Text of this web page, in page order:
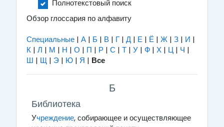
Полнотекстовый поиск
Обзор глоссария по алфавиту
Специальные | А | Б | В | Г | Д | Е | Ё | Ж | З | И |
К | Л | М | Н | О | П | Р | С | Т | У | Ф | Х | Ц | Ч |
Ш | Щ | Э | Ю | Я | Все
Б
Библиотека
Учреждение, собирающее и осуществляющее